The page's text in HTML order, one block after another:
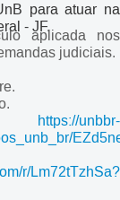
para atuar na
- JF.
aplicada nos
judiciais.
https://unbbr-
r/Lm72tTzhSa?